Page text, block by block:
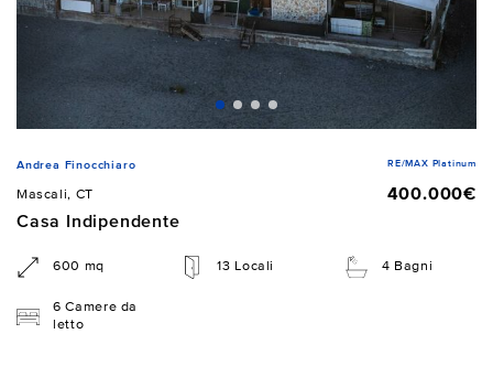
Andrea Finocchiaro RE/MAX Platinum
Mascali, CT
400.000€
Casa Indipendente
600 mq 13 Locali 4 Bagni
6 Camere da
letto